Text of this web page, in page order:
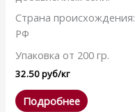
Страна происхождения:
РФ
Упаковка от 200 гр.
32.50руб/кг
Подробнее